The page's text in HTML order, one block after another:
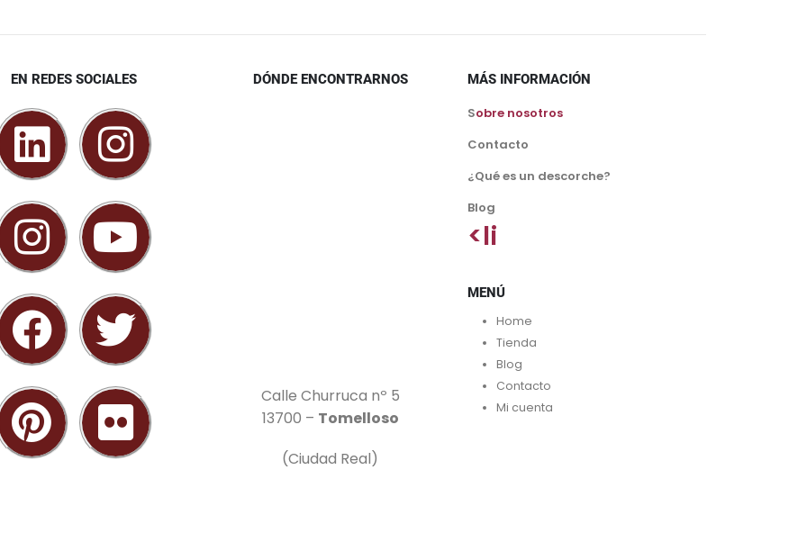
EN REDES SOCIALES DÓNDE ENCONTRARNOS
Calle Churruca nº 5
13700 – Tomelloso
(Ciudad Real)
MÁS INFORMACIÓN
Sobre nosotros
Contacto
¿Qué es un descorche?
Blog
<li
MENÚ
Home
Tienda
Blog
Contacto
Mi cuenta